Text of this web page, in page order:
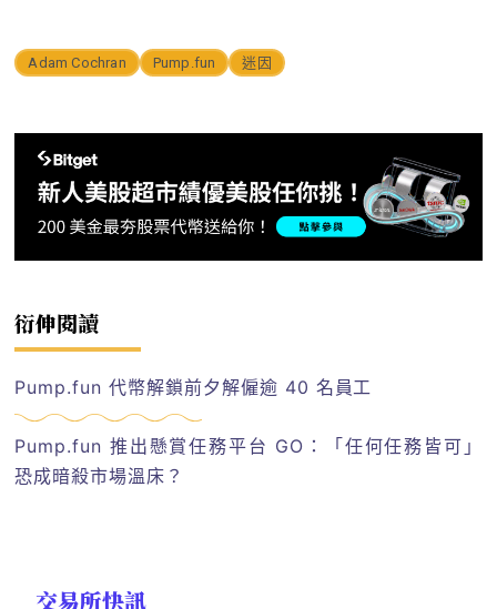
Adam Cochran Pump.fun 迷因
衍伸閱讀
Pump.fun 代幣解鎖前夕解僱逾 40 名員工
Pump.fun 推出懸賞任務平台 GO：「任何任務皆可」
恐成暗殺市場溫床？
交易所快訊